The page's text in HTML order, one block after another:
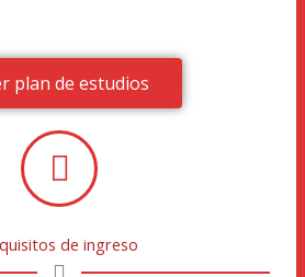
plan de estudios
de ingreso